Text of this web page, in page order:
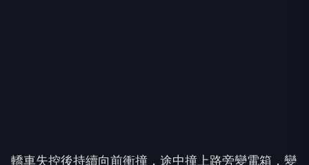
轎車失控後持續向前衝撞，途中撞上路旁變電箱，變